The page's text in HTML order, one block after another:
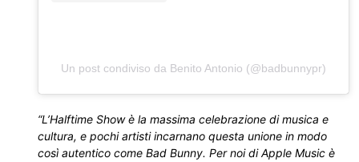
Un post condiviso da Benito Antonio (@badbunnypr)
“L’Halftime Show è la massima celebrazione di musica e
cultura, e pochi artisti incarnano questa unione in modo
così autentico come Bad Bunny. Per noi di Apple Music è